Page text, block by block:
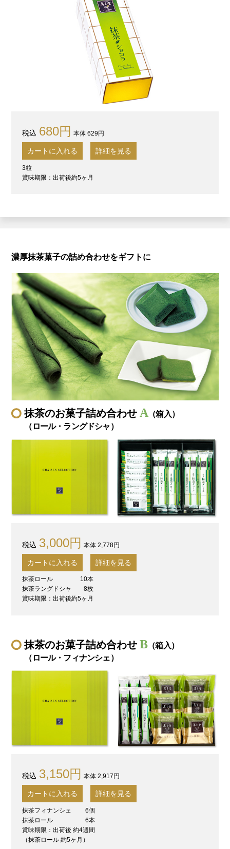
680円 本体 629円
カートに入れる 詳細を見る
3粒
賞味期限：出荷後約5ヶ月
濃厚抹茶菓子の詰め合わせをギフトに
抹茶のお菓子詰め合わせA（箱入）
（ロール・ラングドシャ）
3,000円 本体 2,778円
カートに入れる 詳細を見る
抹茶ロール
10本
抹茶ラングドシャ
8枚
賞味期限：出荷後約5ヶ月
抹茶のお菓子詰め合わせB（箱入）
（ロール・フィナンシェ）
3,150円 本体 2,917円
カートに入れる 詳細を見る
抹茶フィナンシェ
6個
抹茶ロール
6本
賞味期限：出荷後 約4週間
（抹茶ロール 約5ヶ月）